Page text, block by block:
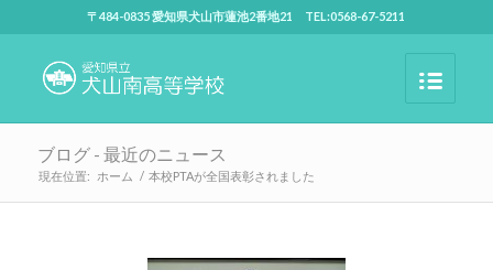
〒484-0835 愛知県犬山市蓮池2番地21 TEL:0568-67-5211
ブログ - 最近のニュース
現在位置: ホーム / 本校PTAが全国表彰されました